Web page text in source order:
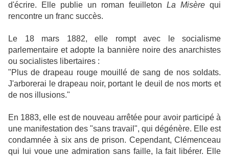
d'écrire. Elle publie un roman feuilleton La Misère qui
rencontre un franc succès.
Le 18 mars 1882, elle rompt avec le socialisme
parlementaire et adopte la bannière noire des anarchistes
ou socialistes libertaires :
"Plus de drapeau rouge mouillé de sang de nos soldats.
J'arborerai le drapeau noir, portant le deuil de nos morts et
de nos illusions."
En 1883, elle est de nouveau arrêtée pour avoir participé à
une manifestation des "sans travail", qui dégénère. Elle est
condamnée à six ans de prison. Cependant, Clémenceau
qui lui voue une admiration sans faille, la fait libérer. Elle